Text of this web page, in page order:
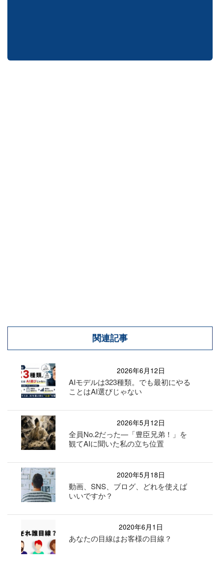
関連記事
2026年6月12日
AIモデルは323種類。でも最初にやる
ことはAI選びじゃない
2026年5月12日
全員No.2だった—「豊臣兄弟！」を
観てAIに聞いた私の立ち位置
2020年5月18日
動画、SNS、ブログ、どれを使えば
いいですか？
2020年6月1日
あなたの目線はお客様の目線？